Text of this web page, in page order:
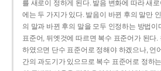
를 새로이 정하게 된다. 발음 변화에 따라 새
에는 두 가지가 있다. 발음이 바뀐 후의 말만
의 말과 바뀐 후의 말을 모두 인정하는 방법이
표준어, 뒤엣것에 따르면 복수 표준어가 된다
하였으면 단수 표준어로 정해야 하겠으나, 언
간의 과도기가 있으므로 복수 표준어로 정하